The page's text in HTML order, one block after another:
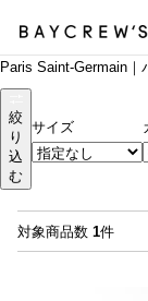
Paris Saint-Germain｜
絞
り
込
む
サイズ
対象商品数 1件